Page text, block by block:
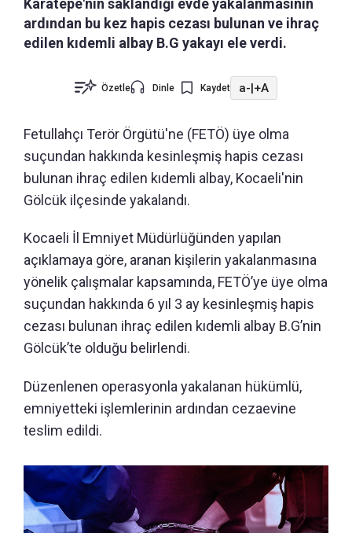
Karatepe'nin saklandığı evde yakalanmasının
ardından bu kez hapis cezası bulunan ve ihraç
edilen kıdemli albay B.G yakayı ele verdi.
Özetle Dinle Kaydet a-|+A
Fetullahçı Terör Örgütü'ne (FETÖ) üye olma
suçundan hakkında kesinleşmiş hapis cezası
bulunan ihraç edilen kıdemli albay, Kocaeli'nin
Gölcük ilçesinde yakalandı.
Kocaeli İl Emniyet Müdürlüğünden yapılan
açıklamaya göre, aranan kişilerin yakalanmasına
yönelik çalışmalar kapsamında, FETÖ’ye üye olma
suçundan hakkında 6 yıl 3 ay kesinleşmiş hapis
cezası bulunan ihraç edilen kıdemli albay B.G’nin
Gölcük’te olduğu belirlendi.
Düzenlenen operasyonla yakalanan hükümlü,
emniyetteki işlemlerinin ardından cezaevine
teslim edildi.